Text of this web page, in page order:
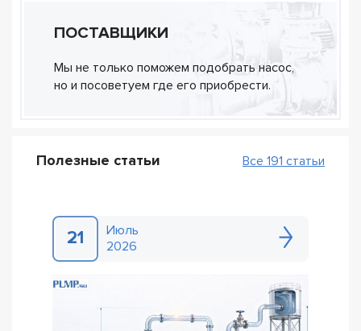
ПОСТАВЩИКИ
Мы не только поможем подобрать насос,
но и посоветуем где его приобрести.
Полезные статьи Все 191 статьи
21
Июль
2026